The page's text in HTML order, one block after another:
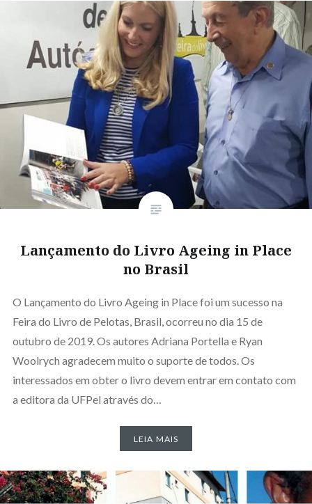
Lançamento do Livro Ageing in Place
no Brasil
O Lançamento do Livro Ageing in Place foi um sucesso na
Feira do Livro de Pelotas, Brasil, ocorreu no dia 15 de
outubro de 2019. Os autores Adriana Portella e Ryan
Woolrych agradecem muito o suporte de todos. Os
interessados em obter o livro devem entrar em contato com
a editora da UFPel através do…
LEIA MAIS